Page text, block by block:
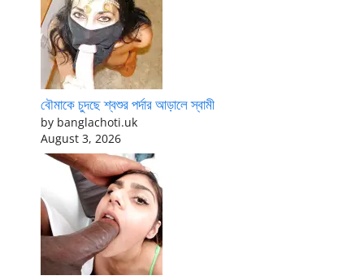
বৌমাকে চুদছে শ্বশুর পর্দার আড়ালে স্বামী
by banglachoti.uk
August 3, 2026